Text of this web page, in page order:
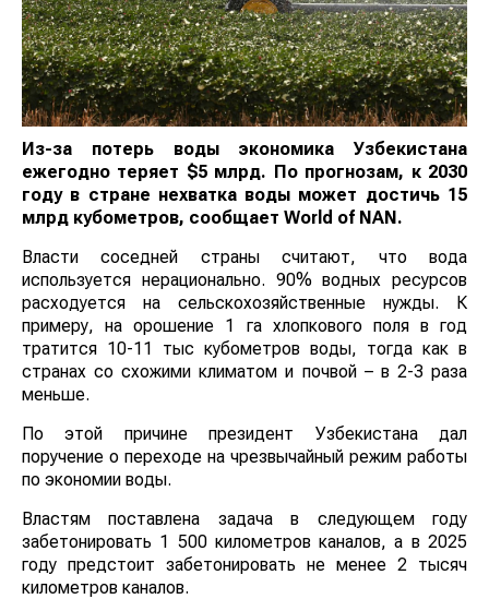
Из-за потерь воды экономика Узбекистана
ежегодно теряет $5 млрд. По прогнозам, к 2030
году в стране нехватка воды может достичь 15
млрд кубометров, сообщает World of NAN.
Власти соседней страны считают, что вода
используется нерационально. 90% водных ресурсов
расходуется на сельскохозяйственные нужды. К
примеру, на орошение 1 га хлопкового поля в год
тратится 10-11 тыс кубометров воды, тогда как в
странах со схожими климатом и почвой – в 2-3 раза
меньше.
По этой причине президент Узбекистана дал
поручение о переходе на чрезвычайный режим работы
по экономии воды.
Властям поставлена задача в следующем году
забетонировать 1 500 километров каналов, а в 2025
году предстоит забетонировать не менее 2 тысяч
километров каналов.